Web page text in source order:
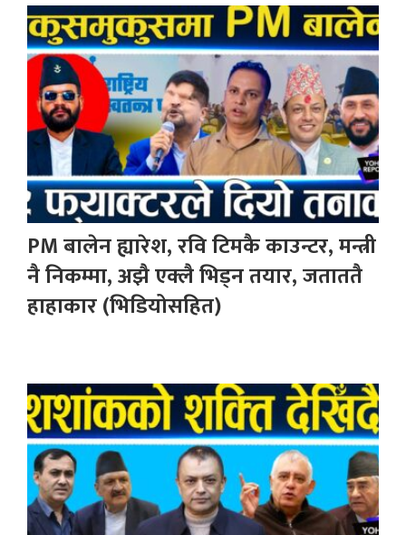
PM बालेन ह्यारेश, रवि टिमकै काउन्टर, मन्त्री
नै निकम्मा, अझै एक्लै भिड्न तयार, जताततै
हाहाकार (भिडियोसहित)